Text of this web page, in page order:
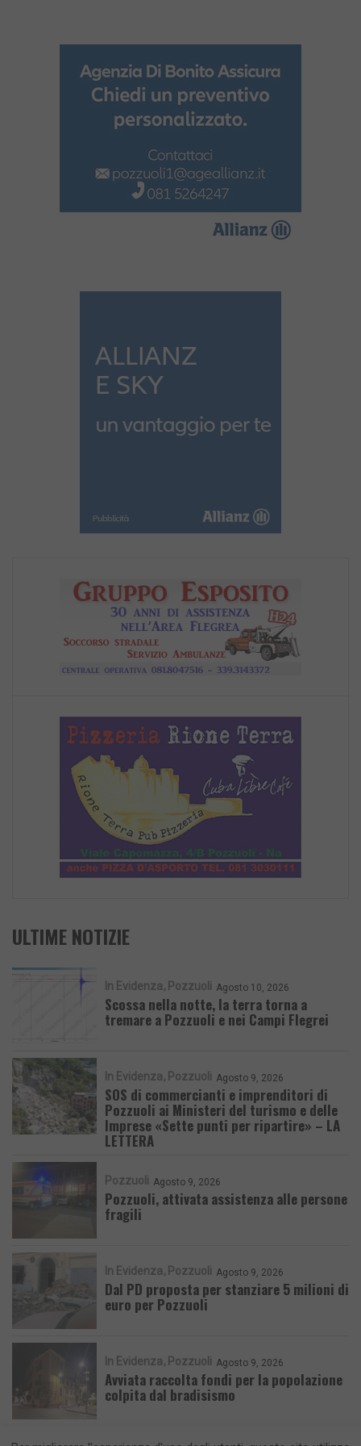
ULTIME NOTIZIE
In Evidenza Pozzuoli Agosto 10, 2026
Scossa nella notte, la terra torna a
tremare a Pozzuoli e nei Campi Flegrei
In Evidenza Pozzuoli Agosto 9, 2026
SOS di commercianti e imprenditori di
Pozzuoli ai Ministeri del turismo e delle
Imprese «Sette punti per ripartire» – LA
LETTERA
Pozzuoli Agosto 9, 2026
Pozzuoli, attivata assistenza alle persone
fragili
In Evidenza Pozzuoli Agosto 9, 2026
Dal PD proposta per stanziare 5 milioni di
euro per Pozzuoli
In Evidenza Pozzuoli Agosto 9, 2026
Avviata raccolta fondi per la popolazione
colpita dal bradisismo